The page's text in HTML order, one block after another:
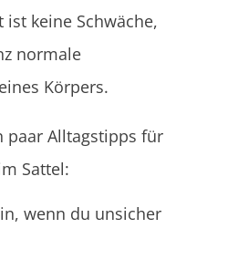
ist keine Schwäche,
normale
Körpers.
paar Alltagstipps für
Sattel:
wenn du unsicher